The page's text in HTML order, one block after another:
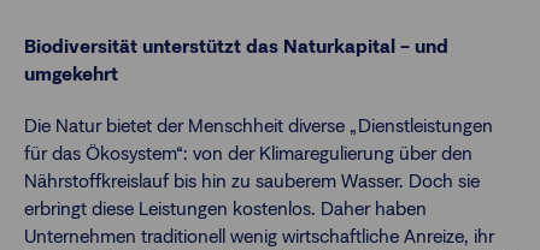
Biodiversität unterstützt das Naturkapital – und
umgekehrt
Die Natur bietet der Menschheit diverse „Dienstleistungen
für das Ökosystem“: von der Klimaregulierung über den
Nährstoffkreislauf bis hin zu sauberem Wasser. Doch sie
erbringt diese Leistungen kostenlos. Daher haben
Unternehmen traditionell wenig wirtschaftliche Anreize, ihr